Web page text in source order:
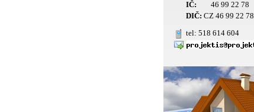
IČ: 46 99 22 78
DIČ: CZ 46 99 22 78
tel: 518 614 604